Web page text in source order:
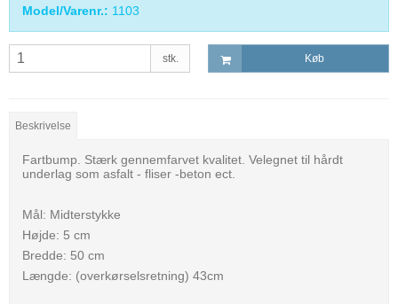
Model/Varenr.: 1103
stk. Køb
Beskrivelse
Fartbump. Stærk gennemfarvet kvalitet. Velegnet til hårdt
underlag som asfalt - fliser -beton ect.
Mål: Midterstykke
Højde: 5 cm
Bredde: 50 cm
Længde: (overkørselsretning) 43cm